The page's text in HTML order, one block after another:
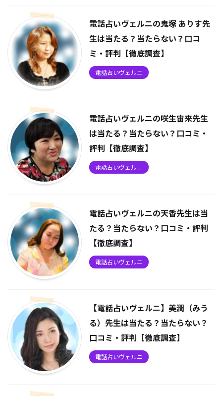
電話占いヴェルニの鬼塚 ありす先
生は当たる？当たらない？口コ
ミ・評判【徹底調査】
電話占いヴェルニ
電話占いヴェルニの咲生宙来先生
は当たる？当たらない？口コミ・
評判【徹底調査】
電話占いヴェルニ
電話占いヴェルニの天香先生は当
たる？当たらない？口コミ・評判
【徹底調査】
電話占いヴェルニ
【電話占いヴェルニ】美潤（みう
る）先生は当たる？当たらない？
口コミ・評判【徹底調査】
電話占いヴェルニ